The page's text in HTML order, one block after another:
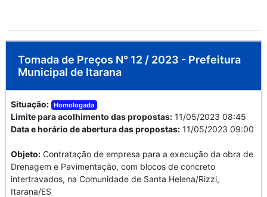
Tomada de Preços N° 12 / 2023 - Prefeitura
Municipal de Itarana
Situação: Homologada
Limite para acolhimento das propostas: 11/05/2023 08:45
Data e horário de abertura das propostas: 11/05/2023 09:00
Objeto: Contratação de empresa para a execução da obra de
Drenagem e Pavimentação, com blocos de concreto
intertravados, na Comunidade de Santa Helena/Rizzi,
Itarana/ES